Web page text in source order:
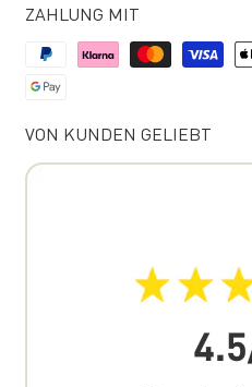
ZAHLUNG MIT
VON KUNDEN GELIEBT